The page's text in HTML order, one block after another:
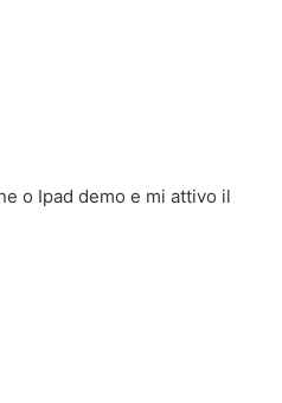
o Ipad demo e mi attivo il